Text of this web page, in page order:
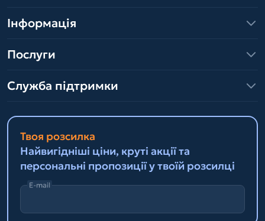
Інформація
Послуги
Служба підтримки
Твоя розсилка
Найвигідніші ціни, круті акції та
персональні пропозиції у твоїй розсилці
E-mail